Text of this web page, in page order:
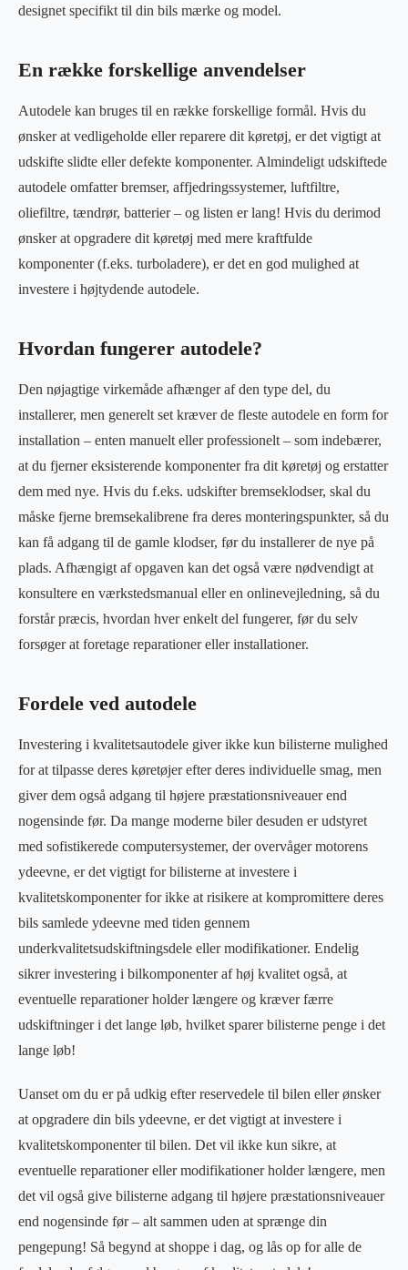
designet specifikt til din bils mærke og model.
En række forskellige anvendelser
Autodele kan bruges til en række forskellige formål. Hvis du
ønsker at vedligeholde eller reparere dit køretøj, er det vigtigt at
udskifte slidte eller defekte komponenter. Almindeligt udskiftede
autodele omfatter bremser, affjedringssystemer, luftfiltre,
oliefiltre, tændrør, batterier – og listen er lang! Hvis du derimod
ønsker at opgradere dit køretøj med mere kraftfulde
komponenter (f.eks. turboladere), er det en god mulighed at
investere i højtydende autodele.
Hvordan fungerer autodele?
Den nøjagtige virkemåde afhænger af den type del, du
installerer, men generelt set kræver de fleste autodele en form for
installation – enten manuelt eller professionelt – som indebærer,
at du fjerner eksisterende komponenter fra dit køretøj og erstatter
dem med nye. Hvis du f.eks. udskifter bremseklodser, skal du
måske fjerne bremsekalibrene fra deres monteringspunkter, så du
kan få adgang til de gamle klodser, før du installerer de nye på
plads. Afhængigt af opgaven kan det også være nødvendigt at
konsultere en værkstedsmanual eller en onlinevejledning, så du
forstår præcis, hvordan hver enkelt del fungerer, før du selv
forsøger at foretage reparationer eller installationer.
Fordele ved autodele
Investering i kvalitetsautodele giver ikke kun bilisterne mulighed
for at tilpasse deres køretøjer efter deres individuelle smag, men
giver dem også adgang til højere præstationsniveauer end
nogensinde før. Da mange moderne biler desuden er udstyret
med sofistikerede computersystemer, der overvåger motorens
ydeevne, er det vigtigt for bilisterne at investere i
kvalitetskomponenter for ikke at risikere at kompromittere deres
bils samlede ydeevne med tiden gennem
underkvalitetsudskiftningsdele eller modifikationer. Endelig
sikrer investering i bilkomponenter af høj kvalitet også, at
eventuelle reparationer holder længere og kræver færre
udskiftninger i det lange løb, hvilket sparer bilisterne penge i det
lange løb!
Uanset om du er på udkig efter reservedele til bilen eller ønsker
at opgradere din bils ydeevne, er det vigtigt at investere i
kvalitetskomponenter til bilen. Det vil ikke kun sikre, at
eventuelle reparationer eller modifikationer holder længere, men
det vil også give bilisterne adgang til højere præstationsniveauer
end nogensinde før – alt sammen uden at sprænge din
pengepung! Så begynd at shoppe i dag, og lås op for alle de